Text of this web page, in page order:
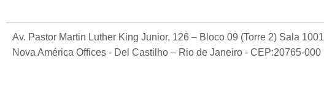
Av. Pastor Martin Luther King Junior, 126 – Bloco 09 (Torre 2) Sala 1001
Nova América Offices - Del Castilho – Rio de Janeiro - CEP:20765-000